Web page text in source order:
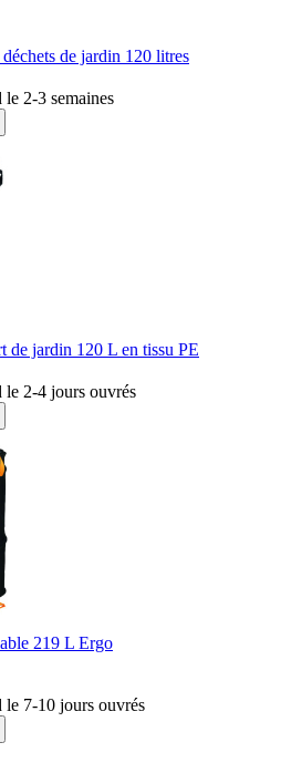
de jardin 120 litres
2-3 semaines
de jardin 120 L en tissu PE
2-4 jours ouvrés
219 L Ergo
7-10 jours ouvrés